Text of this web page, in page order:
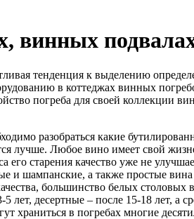
винных
тенденция к выделению
в коттеджах винных
погреба для своей коллекции
разобраться какие
лучше. Любое вино имеет свой
его старения качество уже не
и шампанские, а также простые вина
большинство белых
5 лет, десертные – после 15-18 лет,
храниться в погребах многие